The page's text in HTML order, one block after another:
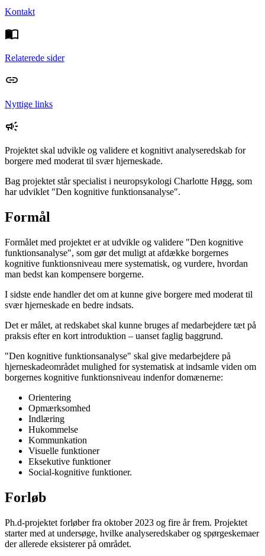
Kontakt
Relaterede sider
Nyttige links
Projektet skal udvikle og validere et kognitivt analyseredskab for
borgere med moderat til svær hjerneskade.
Bag projektet står specialist i neuropsykologi Charlotte Høgg, som
har udviklet "Den kognitive funktionsanalyse".
Formål
Formålet med projektet er at udvikle og validere "Den kognitive
funktionsanalyse", som gør det muligt at afdække borgernes
kognitive funktionsniveau mere systematisk, og vurdere, hvordan
man bedst kan kompensere borgerne.
I sidste ende handler det om at kunne give borgere med moderat til
svær hjerneskade en bedre indsats.
Det er målet, at redskabet skal kunne bruges af medarbejdere tæt på
praksis efter en kort introduktion – uanset faglig baggrund.
"Den kognitive funktionsanalyse" skal give medarbejdere på
hjerneskadeområdet mulighed for systematisk at indsamle viden om
borgernes kognitive funktionsniveau indenfor domænerne:
Orientering
Opmærksomhed
Indlæring
Hukommelse
Kommunkation
Visuelle funktioner
Eksekutive funktioner
Social-kognitive funktioner.
Forløb
Ph.d-projektet forløber fra oktober 2023 og fire år frem. Projektet
starter med at undersøge, hvilke analyseredskaber og spørgeskemaer
der allerede eksisterer på området.